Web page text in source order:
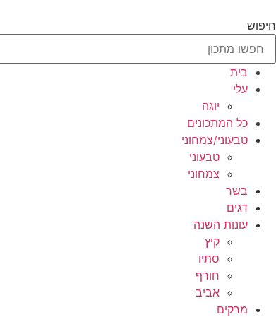
לתוכן
חיפוש
בית
עלי
יוגה
כל המתכונים
טבעוני/צמחוני
טבעוני
צמחוני
בשר
דגים
עונות השנה
קיץ
סתיו
חורף
אביב
מרקים